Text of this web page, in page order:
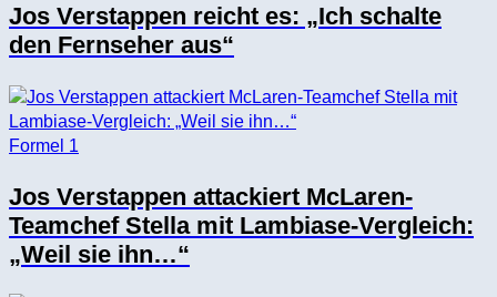
Jos Verstappen reicht es: „Ich schalte
den Fernseher aus“
Formel 1
Jos Verstappen attackiert McLaren-
Teamchef Stella mit Lambiase-Vergleich:
„Weil sie ihn…“